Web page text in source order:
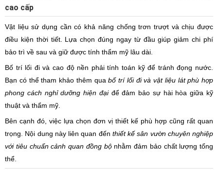
cao cấp
Vật liệu sử dụng cần có khả năng chống trơn trượt và chịu được
điều kiện thời tiết. Lựa chọn đúng ngay từ đầu giúp giảm chi phí
bảo trì về sau và giữ được tính thẩm mỹ lâu dài.
Bố trí lối đi và cao độ nền phải tính toán kỹ để tránh đọng nước.
Bạn có thể tham khảo thêm quabố trí lối đi và vật liệu lát phù hợp
phong cách nghỉ dưỡng hiện đạiđể đảm bảo sự hài hòa giữa kỹ
thuật và thẩm mỹ.
Bên cạnh đó, việc lựa chọn đơn vị thiết kế phù hợp cũng rất quan
trọng. Nội dung này liên quan đến thiết kế sân vườn chuyên nghiệp
với tiêu chuẩn cảnh quan đồng bộnhằm đảm bảo chất lượng tổng
thể.